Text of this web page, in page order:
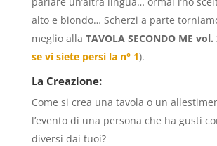
alto e biondo… Scherzi a parte
meglio alla TAVOLA SECONDO ME vol.
se vi siete persi la n° 1).
La Creazione:
Come si crea una tavola o un
l’evento di una persona che ha gusti
diversi dai tuoi?